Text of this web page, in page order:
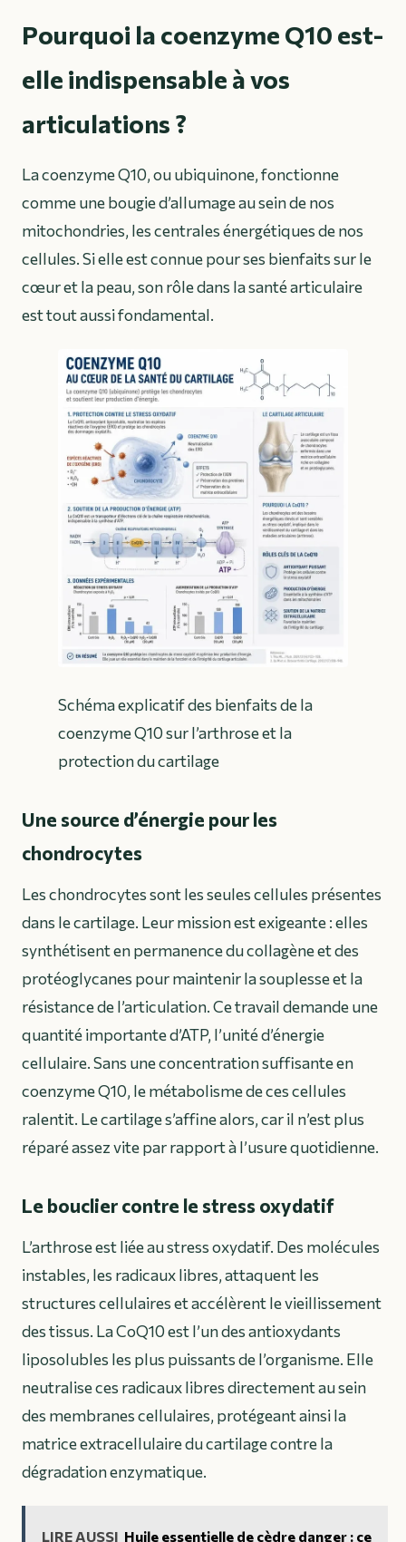
Pourquoi la coenzyme Q10 est-
elle indispensable à vos
articulations ?
La coenzyme Q10, ou ubiquinone, fonctionne
comme une bougie d’allumage au sein de nos
mitochondries, les centrales énergétiques de nos
cellules. Si elle est connue pour ses bienfaits sur le
cœur et la peau, son rôle dans la santé articulaire
est tout aussi fondamental.
Schéma explicatif des bienfaits de la
coenzyme Q10 sur l’arthrose et la
protection du cartilage
Une source d’énergie pour les
chondrocytes
Les chondrocytes sont les seules cellules présentes
dans le cartilage. Leur mission est exigeante : elles
synthétisent en permanence du collagène et des
protéoglycanes pour maintenir la souplesse et la
résistance de l’articulation. Ce travail demande une
quantité importante d’ATP, l’unité d’énergie
cellulaire. Sans une concentration suffisante en
coenzyme Q10, le métabolisme de ces cellules
ralentit. Le cartilage s’affine alors, car il n’est plus
réparé assez vite par rapport à l’usure quotidienne.
Le bouclier contre le stress oxydatif
L’arthrose est liée au stress oxydatif. Des molécules
instables, les radicaux libres, attaquent les
structures cellulaires et accélèrent le vieillissement
des tissus. La CoQ10 est l’un des antioxydants
liposolubles les plus puissants de l’organisme. Elle
neutralise ces radicaux libres directement au sein
des membranes cellulaires, protégeant ainsi la
matrice extracellulaire du cartilage contre la
dégradation enzymatique.
LIRE AUSSI Huile essentielle de cèdre danger : ce